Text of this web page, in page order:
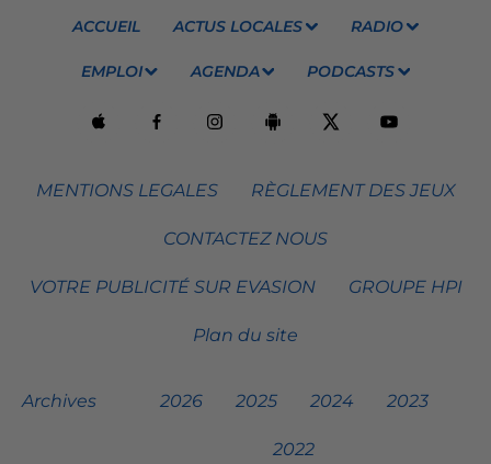
ACCUEIL ACTUS LOCALES RADIO
EMPLOI AGENDA PODCASTS
MENTIONS LEGALES RÈGLEMENT DES JEUX
CONTACTEZ NOUS
VOTRE PUBLICITÉ SUR EVASION GROUPE HPI
Plan du site
Archives 2026 2025 2024 2023
2022